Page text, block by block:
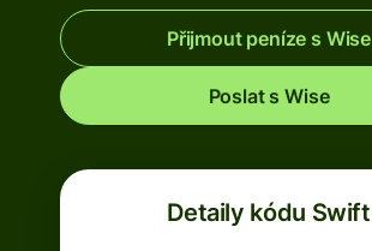
Přijmout peníze s Wise
Poslat s Wise
Detaily kódu Swift